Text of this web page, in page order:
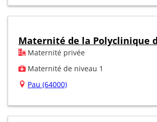
Maternité de la Polyclinique
Maternité privée
Maternité de niveau 1
Pau (64000)